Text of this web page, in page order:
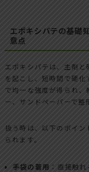
エポキシパテの基礎
意点
エポキシパテは、主剤
を起こし、短時間で硬
で均一な強度が得られ
ー、サンドペーパーで整
扱う時は、以下のポイ
られます。
手袋の着用 ：直接触